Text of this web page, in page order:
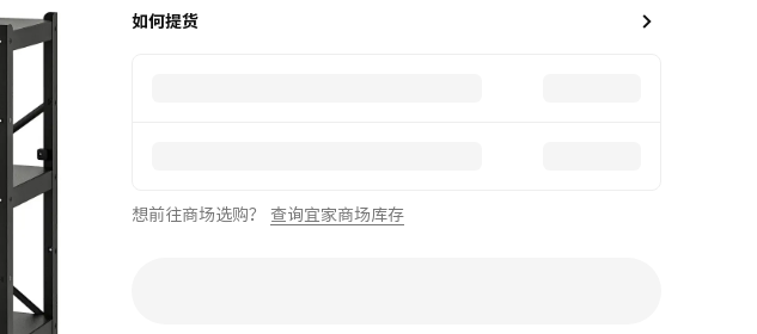
如何提货
想前往商场选购？ 查询宜家商场库存